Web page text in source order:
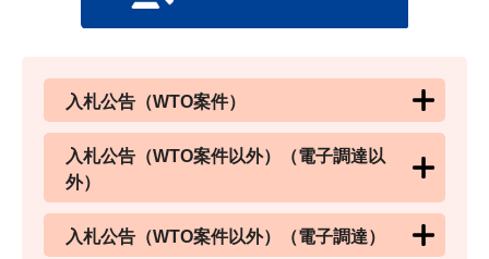
入札公告（WTO案件）
入札公告（WTO案件以外）（電子調達以
外）
入札公告（WTO案件以外）（電子調達）